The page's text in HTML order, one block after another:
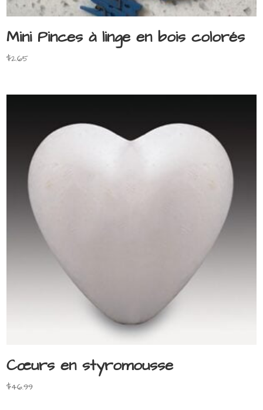
Mini Pinces à linge en bois colorés
$2.65
Cœurs en styromousse
$46.99